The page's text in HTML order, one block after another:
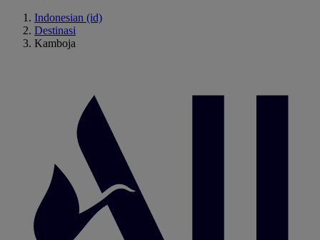
Indonesian (id)
Destinasi
Kamboja